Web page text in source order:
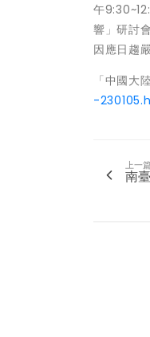
午
響」研討
因應日趨
「中國大
-
上一篇
南